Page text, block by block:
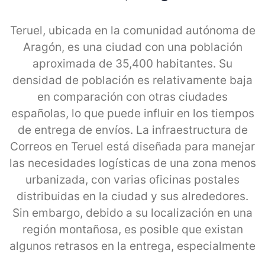
Teruel, ubicada en la comunidad autónoma de
Aragón, es una ciudad con una población
aproximada de 35,400 habitantes. Su
densidad de población es relativamente baja
en comparación con otras ciudades
españolas, lo que puede influir en los tiempos
de entrega de envíos. La infraestructura de
Correos en Teruel está diseñada para manejar
las necesidades logísticas de una zona menos
urbanizada, con varias oficinas postales
distribuidas en la ciudad y sus alrededores.
Sin embargo, debido a su localización en una
región montañosa, es posible que existan
algunos retrasos en la entrega, especialmente